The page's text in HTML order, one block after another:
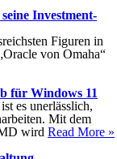
Investment-
Figuren in
von Omaha“
für Windows 11
es unerlässlich,
Mit dem
wird Read More »